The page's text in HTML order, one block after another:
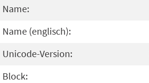
Name:
Name (englisch):
Unicode-Version:
Block: